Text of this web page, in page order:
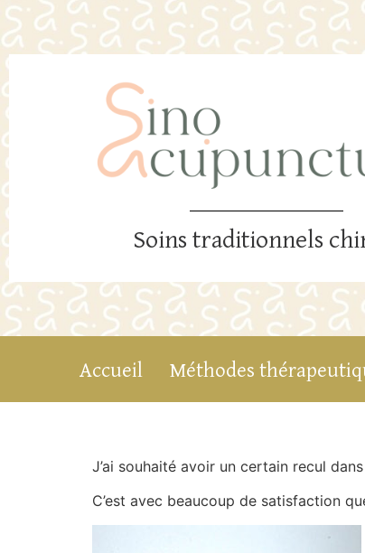
Soins traditionnels
Accueil Méthodes
J’ai souhaité avoir un certain recul
C’est avec beaucoup de satisfaction